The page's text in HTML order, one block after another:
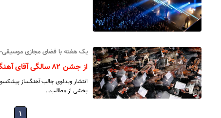
یک هفته با فضای مجازی موسیقی-۳۹؛
از جشن ۸۲ سالگی آقای آهنگساز تا بیانیه لغو کنسرت خواننده جوان
انتشار ویدئوی جالب آهنگساز
بخشی از مطالب…
۱